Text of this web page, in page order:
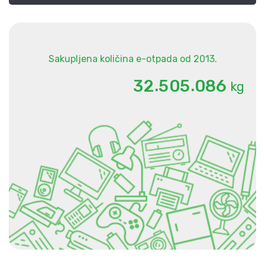
Sakupljena količina e-otpada od 2013.
32.505.086 kg